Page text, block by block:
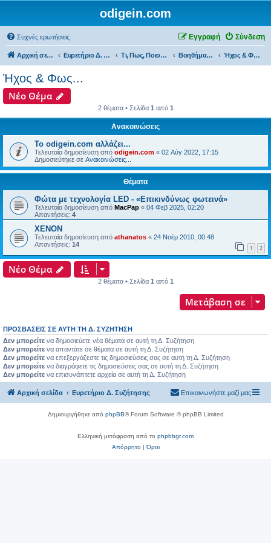
odigein.com
Συχνές ερωτήσεις Σύνδεση
Εγγραφή
Αρχική σελίδα Ευρετήριο Δ. Συζήτησης Τι, Πως, Ποιος & Πού... Βοηθήματα, Gadget & Αξεσουάρ... Ήχος & Φως...
Ήχος & Φως...
Νέο Θέμα
2 θέματα • Σελίδα 1 από 1
Ανακοινώσεις
Το odigein.com αλλάζει...
Τελευταία δημοσίευση από odigein.com « 02 Αύγ 2022, 17:15
Δημοσιεύτηκε σε Ανακοινώσεις...
Θέματα
Φώτα με τεχνολογία LED - «Επικινδύνως φωτεινά»
Τελευταία δημοσίευση από MacPap « 04 Φεβ 2025, 02:20
Απαντήσεις: 4
XENON
Τελευταία δημοσίευση από athanatos « 24 Νοέμ 2010, 00:48
Απαντήσεις: 14 1 2
Νέο Θέμα
2 θέματα • Σελίδα 1 από 1
Μετάβαση σε
ΠΡΟΣΒΆΣΕΙΣ ΣΕ ΑΥΤΉ ΤΗ Δ. ΣΥΖΉΤΗΣΗ
Δεν μπορείτε να δημοσιεύετε νέα θέματα σε αυτή τη Δ. Συζήτηση
Δεν μπορείτε να απαντάτε σε θέματα σε αυτή τη Δ. Συζήτηση
Δεν μπορείτε να επεξεργάζεστε τις δημοσιεύσεις σας σε αυτή τη Δ. Συζήτηση
Δεν μπορείτε να διαγράφετε τις δημοσιεύσεις σας σε αυτή τη Δ. Συζήτηση
Δεν μπορείτε να επισυνάπτετε αρχεία σε αυτή τη Δ. Συζήτηση
Αρχική σελίδα Ευρετήριο Δ. Συζήτησης Επικοινωνήστε μαζί μας
Δημιουργήθηκε από phpBB® Forum Software © phpBB Limited
Ελληνική μετάφραση από το phpbbgr.com
Απόρρητο|Όροι